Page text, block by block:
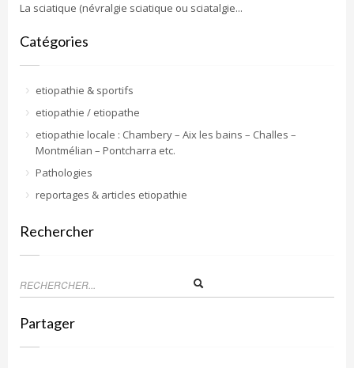
La sciatique (névralgie sciatique ou sciatalgie...
Catégories
etiopathie & sportifs
etiopathie / etiopathe
etiopathie locale : Chambery – Aix les bains – Challes –
Montmélian – Pontcharra etc.
Pathologies
reportages & articles etiopathie
Rechercher
Partager